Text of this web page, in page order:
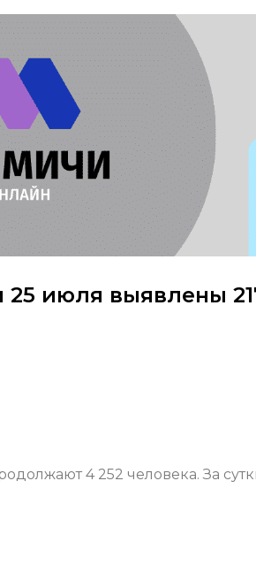
25 июля выявлены
4 252 человека. За